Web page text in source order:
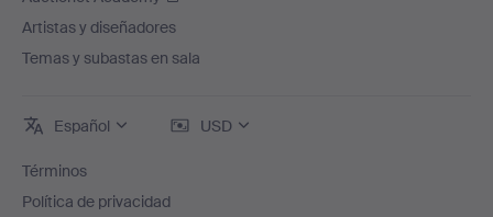
Artistas y diseñadores
Temas y subastas en sala
Español USD
Términos
Política de privacidad